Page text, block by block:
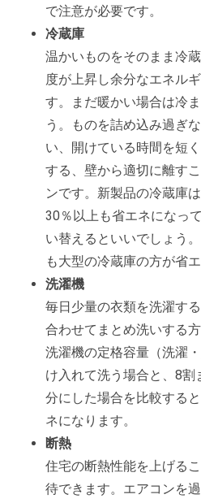
で注意が必要です。
冷蔵庫
温かいものをそのまま冷
度が上昇し余分なエネル
す。まだ暖かい場合は冷
う。ものを詰め込み過ぎ
い、開けている時間を短
する、壁から適切に離す
ンです。新製品の冷蔵庫
30％以上も省エネになっ
い替えるといいでしょう
も大型の冷蔵庫の方が省
洗濯機
毎日少量の衣類を洗濯す
合わせてまとめ洗いする
洗濯機の定格容量（洗濯
け入れて洗う場合と、8
分にした場合を比較する
ネになります。
断熱
住宅の断熱性能を上げる
待できます。エアコンを